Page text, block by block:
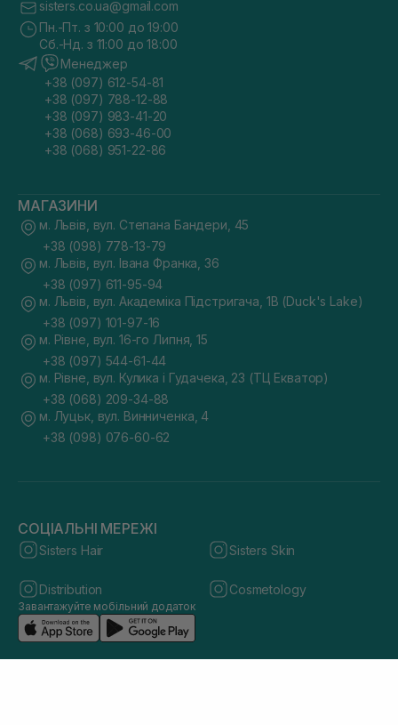
sisters.co.ua@gmail.com
Пн.-Пт. з 10:00 до 19:00
Сб.-Нд. з 11:00 до 18:00
Менеджер
+38 (097) 612-54-81
+38 (097) 788-12-88
+38 (097) 983-41-20
+38 (068) 693-46-00
+38 (068) 951-22-86
МАГАЗИНИ
м. Львів, вул. Степана Бандери, 45
+38 (098) 778-13-79
м. Львів, вул. Івана Франка, 36
+38 (097) 611-95-94
м. Львів, вул. Академіка Підстригача, 1В (Duck's Lake)
+38 (097) 101-97-16
м. Рівне, вул. 16-го Липня, 15
+38 (097) 544-61-44
м. Рівне, вул. Кулика і Гудачека, 23 (ТЦ Екватор)
+38 (068) 209-34-88
м. Луцьк, вул. Винниченка, 4
+38 (098) 076-60-62
СОЦІАЛЬНІ МЕРЕЖІ
Sisters Hair Sisters Skin
Distribution Cosmetology
Завантажуйте мобільний додаток